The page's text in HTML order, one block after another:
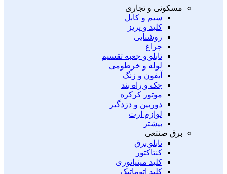
مسکونی و تجاری
سیم و کابل
کلید و پریز
روشنایی
چراغ
تابلو و جعبه تقسیم
لوله و خرطومی
آیفون و زنگ
جک و راه بند
موتور کرکره
دوربین و دزدگیر
لوازم ارت
بیشتر
برق صنتعی
تابلو برق
کنتاکتور
کلید مینیاتوری
کلید اتوماتیک